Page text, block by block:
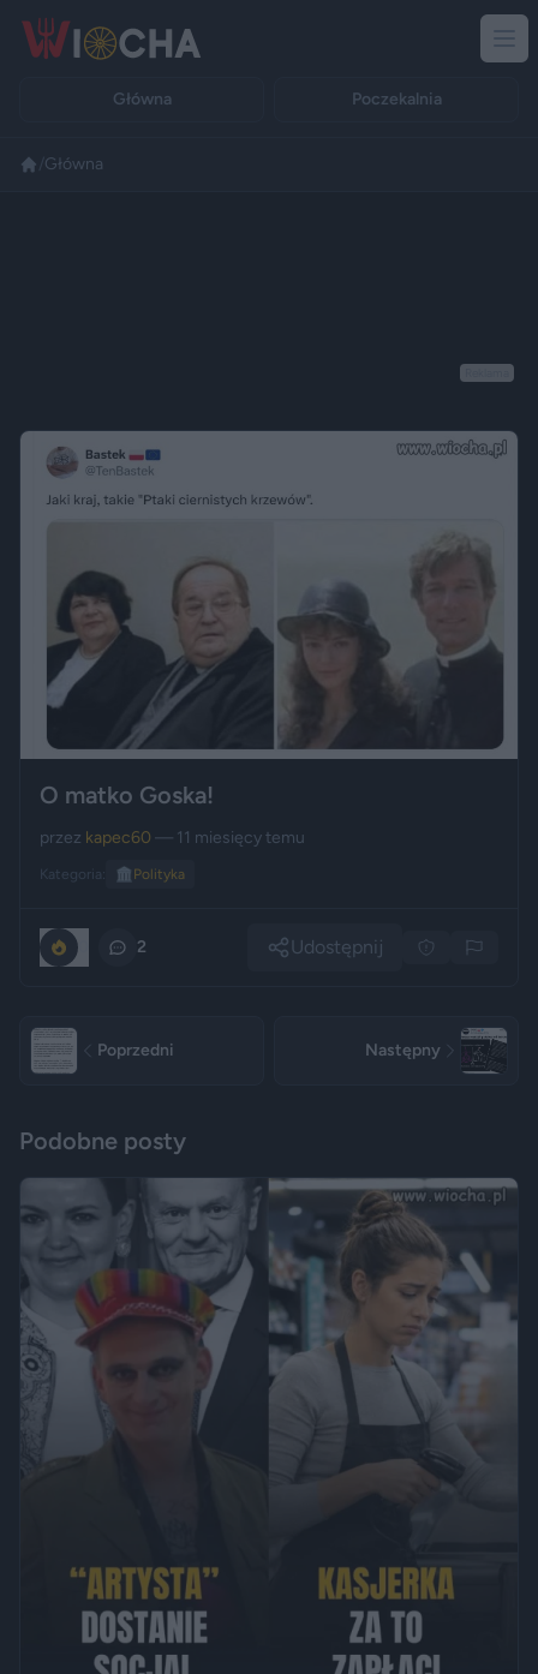
Główna Poczekalnia
Główna
O matko Goska!
przez kapec60 — 11 miesięcy temu
Kategoria: 🏛️ Polityka
2 Udostępnij
Poprzedni Następny
Podobne posty